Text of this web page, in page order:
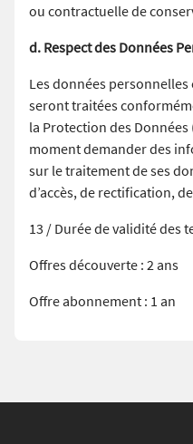
ou contractuelle de
d. Respect des Données
Les données
seront traitées
la Protection des Données
moment demander des
sur le traitement de ses
d’accès, de rectification,
13 / Durée de validité des
Offres découverte : 2 ans
Offre abonnement : 1 an